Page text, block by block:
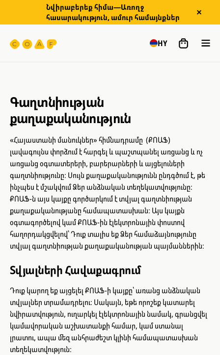
Նվիրաբերեք հիմա—Առողջ
հասարակություն, ամուր համայնքներ
HY
Գաղտնիության
քաղաքականություն
«Հայաստանի մանուկներ» հիմնադրամը (ՔՈԱՖ)
լավագույնս փորձում է հարգել և պաշտպանել առցանց և ոչ
առցանց օգտատերերի, բարերարների և այցելուների
գաղտնիությունը։ Սույն քաղաքականությունն ընդգծում է, թե
ինչպես է մշակվում Ձեր անձնական տեղեկատվությունը։
ՔՈԱՖ-ն այս կայքը գործարկում է տվյալ գաղտնիության
քաղաքականությանը համապատասխան։ Այս կայքն
օգտագործելով կամ ՔՈԱՖ-ին էլեկտրոնային փոստով
հաղորդակցվելով՝ Դուք տալիս եք Ձեր համաձայնությունը
տվյալ գաղտնիության քաղաքականության պայմաններին։
Տվյալների Հավաքագրում
Դուք կարող եք այցելել ՔՈԱՖ-ի կայքը՝ առանց անձնական
տվյալներ տրամադրելու։ Սակայն, եթե որոշեք կատարել
նվիրատվություն, ուղարկել էլեկտրոնային նամակ, գրանցվել
կամավորական աշխատանքի համար, կամ ստանալ
լրատու, ապա մեզ անհրաժեշտ կլինի համապատասխան
տեղեկատվություն։